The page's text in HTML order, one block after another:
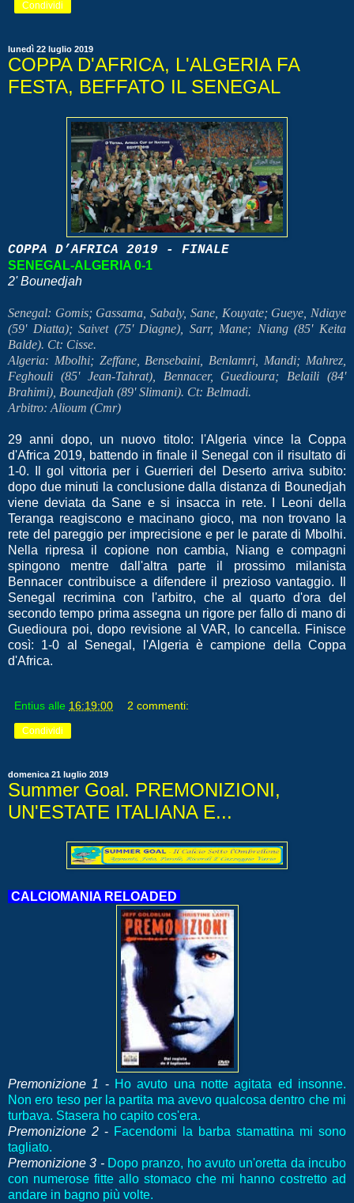
Condividi
lunedì 22 luglio 2019
COPPA D'AFRICA, L'ALGERIA FA
FESTA, BEFFATO IL SENEGAL
COPPA D’AFRICA 2019 - FINALE
SENEGAL-ALGERIA 0-1
2' Bounedjah
Senegal: Gomis; Gassama, Sabaly, Sane, Kouyate; Gueye, Ndiaye
(59' Diatta); Saivet (75' Diagne), Sarr, Mane; Niang (85' Keita
Balde). Ct: Cisse.
Algeria: Mbolhi; Zeffane, Bensebaini, Benlamri, Mandi; Mahrez,
Feghouli (85' Jean-Tahrat), Bennacer, Guedioura; Belaili (84'
Brahimi), Bounedjah (89' Slimani). Ct: Belmadi.
Arbitro: Alioum (Cmr)
29 anni dopo, un nuovo titolo: l'Algeria vince la Coppa
d'Africa 2019, battendo in finale il Senegal con il risultato di
1-0. Il gol vittoria per i Guerrieri del Deserto arriva subito:
dopo due minuti la conclusione dalla distanza di Bounedjah
viene deviata da Sane e si insacca in rete. I Leoni della
Teranga reagiscono e macinano gioco, ma non trovano la
rete del pareggio per imprecisione e per le parate di Mbolhi.
Nella ripresa il copione non cambia, Niang e compagni
spingono mentre dall'altra parte il prossimo milanista
Bennacer contribuisce a difendere il prezioso vantaggio. Il
Senegal recrimina con l'arbitro, che al quarto d'ora del
secondo tempo prima assegna un rigore per fallo di mano di
Guedioura poi, dopo revisione al VAR, lo cancella. Finisce
così: 1-0 al Senegal, l'Algeria è campione della Coppa
d'Africa.
Entius alle 16:19:00 2 commenti:
Condividi
domenica 21 luglio 2019
Summer Goal. PREMONIZIONI,
UN'ESTATE ITALIANA E...
CALCIOMANIA RELOADED
Premonizione 1 - Ho avuto una notte agitata ed insonne.
Non ero teso per la partita ma avevo qualcosa dentro che mi
turbava. Stasera ho capito cos'era.
Premonizione 2 - Facendomi la barba stamattina mi sono
tagliato.
Premonizione 3 - Dopo pranzo, ho avuto un'oretta da incubo
con numerose fitte allo stomaco che mi hanno costretto ad
andare in bagno più volte.